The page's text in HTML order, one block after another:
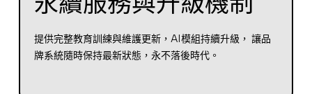
提供完整教育訓練與維護更新，AI模組持續升級， 讓品
牌系統隨時保持最新狀態，永不落後時代。